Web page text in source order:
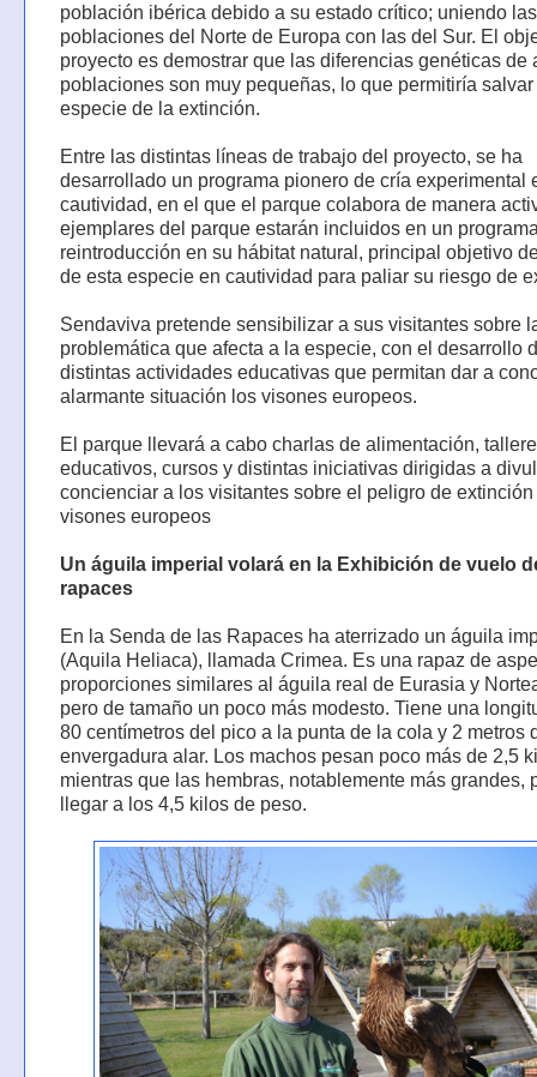
población ibérica debido a su estado crítico; uniendo las
poblaciones del Norte de Europa con las del Sur. El
proyecto es demostrar que las diferencias genéticas de
poblaciones son muy pequeñas, lo que permitiría salvar
especie de la extinción.
Entre las distintas líneas de trabajo del proyecto, se ha
desarrollado un programa pionero de cría experimental
cautividad, en el que el parque colabora de manera
ejemplares del parque estarán incluidos en un
reintroducción en su hábitat natural, principal objetivo
de esta especie en cautividad para paliar su riesgo de
Sendaviva pretende sensibilizar a sus visitantes sobre
problemática que afecta a la especie, con el desarrollo
distintas actividades educativas que permitan dar a
alarmante situación los visones europeos.
El parque llevará a cabo charlas de alimentación,
educativos, cursos y distintas iniciativas dirigidas a
concienciar a los visitantes sobre el peligro de
visones europeos
Un águila imperial volará en la Exhibición de vuelo
rapaces
En la Senda de las Rapaces ha aterrizado un águila
(Aquila Heliaca), llamada Crimea. Es una rapaz de
proporciones similares al águila real de Eurasia y
pero de tamaño un poco más modesto. Tiene una
80 centímetros del pico a la punta de la cola y 2 metros
envergadura alar. Los machos pesan poco más de 2,5
mientras que las hembras, notablemente más grandes,
llegar a los 4,5 kilos de peso.